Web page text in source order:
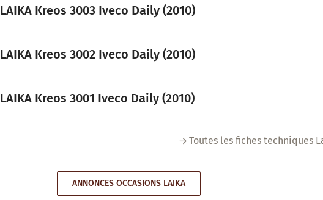
LAIKA Kreos 3003 Iveco Daily (2010)
LAIKA Kreos 3002 Iveco Daily (2010)
LAIKA Kreos 3001 Iveco Daily (2010)
Toutes les fiches techniques
ANNONCES OCCASIONS LAIKA